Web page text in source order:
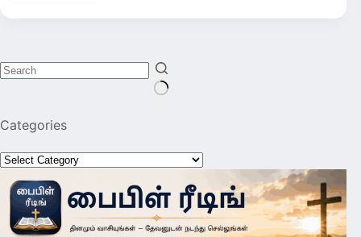
results
Categories
Categories